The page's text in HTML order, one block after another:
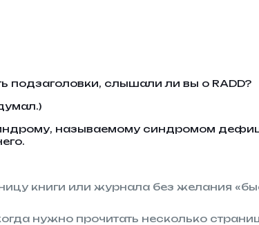
подзаголовки, слышали ли вы о RADD?
называемому синдромом
книги или журнала без желания
нужно прочитать несколько